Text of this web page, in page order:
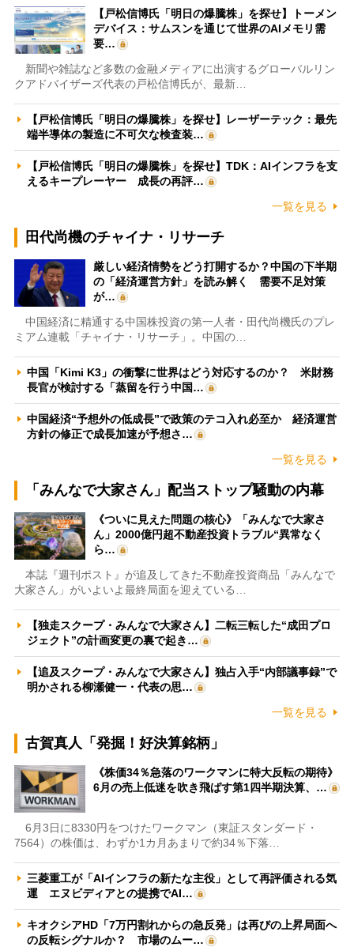
【戸松信博氏「明日の爆騰株」を探せ】トーメン
デバイス：サムスンを通じて世界のAIメモリ需
要…
新聞や雑誌など多数の金融メディアに出演するグローバルリン
クアドバイザーズ代表の戸松信博氏が、最新…
【戸松信博氏「明日の爆騰株」を探せ】レーザーテック：最先
端半導体の製造に不可欠な検査装…
【戸松信博氏「明日の爆騰株」を探せ】TDK：AIインフラを支
えるキープレーヤー 成長の再評…
一覧を見る
田代尚機のチャイナ・リサーチ
厳しい経済情勢をどう打開するか？中国の下半期
の「経済運営方針」を読み解く 需要不足対策
が…
中国経済に精通する中国株投資の第一人者・田代尚機氏のプレ
ミアム連載「チャイナ・リサーチ」。中国の…
中国「Kimi K3」の衝撃に世界はどう対応するのか？ 米財務
長官が検討する「蒸留を行う中国…
中国経済“予想外の低成長”で政策のテコ入れ必至か 経済運営
方針の修正で成長加速が予想さ…
一覧を見る
「みんなで大家さん」配当ストップ騒動の内幕
《ついに見えた問題の核心》「みんなで大家さ
ん」2000億円超不動産投資トラブル“異常なく
ら…
本誌『週刊ポスト』が追及してきた不動産投資商品「みんなで
大家さん」がいよいよ最終局面を迎えている…
【独走スクープ・みんなで大家さん】二転三転した“成田プロ
ジェクト”の計画変更の裏で起き…
【追及スクープ・みんなで大家さん】独占入手“内部議事録”で
明かされる柳瀬健一・代表の思…
一覧を見る
古賀真人「発掘！好決算銘柄」
《株価34％急落のワークマンに特大反転の期待》
6月の売上低迷を吹き飛ばす第1四半期決算、…
6月3日に8330円をつけたワークマン（東証スタンダード・
7564）の株価は、わずか1カ月あまりで約34％下落…
三菱重工が「AIインフラの新たな主役」として再評価される気
運 エヌビディアとの提携でAI…
キオクシアHD「7万円割れからの急反発」は再びの上昇局面へ
の反転シグナルか？ 市場のムー…